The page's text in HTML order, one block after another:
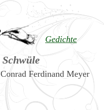
Gedichte
Schwüle
Conrad Ferdinand Meyer